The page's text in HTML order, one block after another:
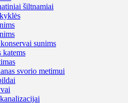
šiltnamiai
sunims
katems
svorio metimui